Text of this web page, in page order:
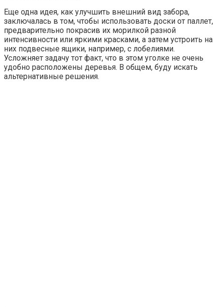
Еще одна идея, как улучшить внешний вид забора,
заключалась в том, чтобы использовать доски от паллет,
предварительно покрасив их морилкой разной
интенсивности или яркими красками, а затем устроить на
них подвесные ящики, например, с лобелиями.
Усложняет задачу тот факт, что в этом уголке не очень
удобно расположены деревья. В общем, буду искать
альтернативные решения.